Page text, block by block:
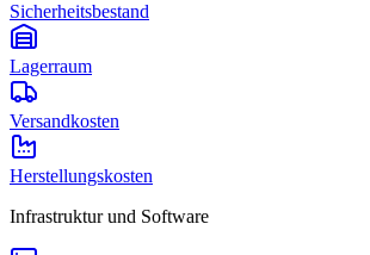
Sicherheitsbestand
Lagerraum
Versandkosten
Herstellungskosten
Infrastruktur und Software